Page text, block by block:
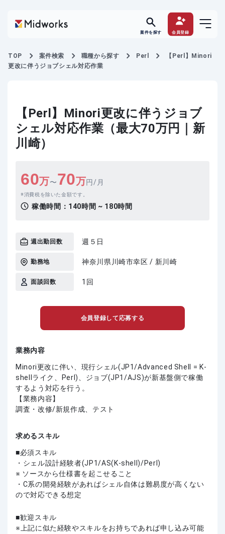
案件を探す 会員登録
TOP 案件検索 職種から探す Perl
【Perl】Minori
更改に伴うジョブシェル対応作業
【Perl】Minori更改に伴うジョブ
シェル対応作業（最大70万円｜新
川崎）
60万〜70万円/月
消費税を除いた金額です。
稼働時間： 140時間 ~ 180時間
週出勤回数 週５日
勤務地 神奈川県川崎市幸区 / 新川崎
面談回数 1回
会員登録して応募する
業務内容
Minori更改に伴い、現行シェル(JP1/Advanced Shell = K-
shellライク、Perl)、ジョブ(JP1/AJS)が新基盤側で稼働
するよう対応を行う。
【業務内容】
調査・改修/新規作成、テスト
求めるスキル
必須スキル
・シェル設計経験者(JP1/AS(K-shell)/Perl)
※ ソースから仕様書を起こせること
・C系の開発経験があればシェル自体は難易度が高くない
ので対応できる想定
歓迎スキル
上記に似た経験やスキルをお持ちであれば申し込み可能